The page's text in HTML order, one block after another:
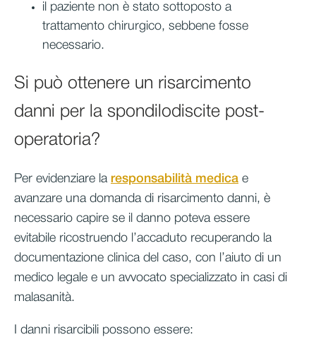
il paziente non è stato sottoposto a
trattamento chirurgico, sebbene fosse
necessario.
Si può ottenere un risarcimento
danni per la spondilodiscite post-
operatoria?
Per evidenziare la responsabilità medica e
avanzare una domanda di risarcimento danni, è
necessario capire se il danno poteva essere
evitabile ricostruendo l’accaduto recuperando la
documentazione clinica del caso, con l’aiuto di un
medico legale e un avvocato specializzato in casi di
malasanità.
I danni risarcibili possono essere: